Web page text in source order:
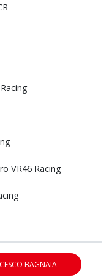
VR46 Racing
BAGNAIA